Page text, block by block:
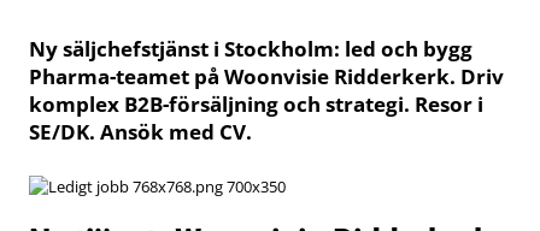
Ny säljchefstjänst i Stockholm: led och bygg
Pharma-teamet på Woonvisie Ridderkerk. Driv
komplex B2B-försäljning och strategi. Resor i
SE/DK. Ansök med CV.